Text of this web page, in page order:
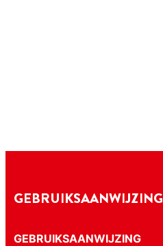
GEBRUIKSAANWIJZING
GEBRUIKSAANWIJZING